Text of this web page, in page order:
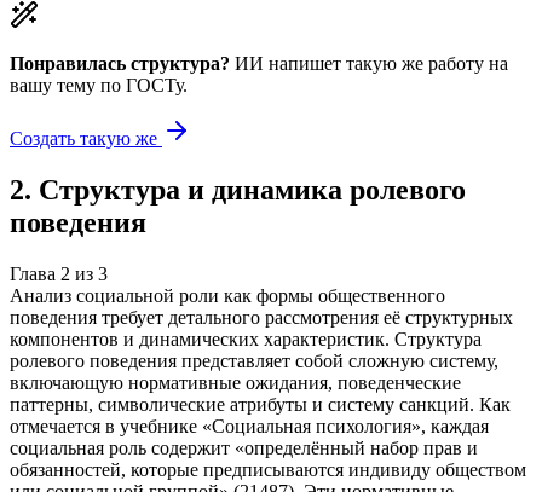
Понравилась структура? ИИ напишет такую же работу на
вашу тему по ГОСТу.
Создать такую же
2. Структура и динамика ролевого
поведения
Глава 2 из 3
Анализ социальной роли как формы общественного
поведения требует детального рассмотрения её структурных
компонентов и динамических характеристик. Структура
ролевого поведения представляет собой сложную систему,
включающую нормативные ожидания, поведенческие
паттерны, символические атрибуты и систему санкций. Как
отмечается в учебнике «Социальная психология», каждая
социальная роль содержит «определённый набор прав и
обязанностей, которые предписываются индивиду обществом